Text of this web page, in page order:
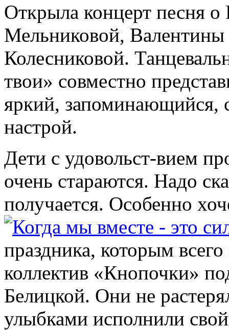
Открыла концерт песня
Мельниковой,
Колесниковой.
твои» совместно
яркий, запоминающийся,
настрой.
Дети с удовольст-вием
очень стараются. Надо
получается. Особенно
праздника, которым
коллектив «Кнопочки»
Белицкой. Они не
улыбками исполнили